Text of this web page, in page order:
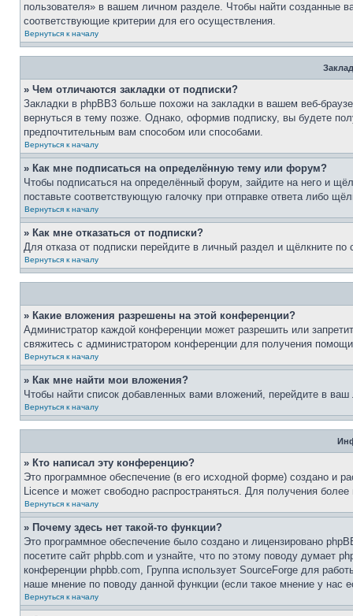
пользователя» в вашем личном разделе. Чтобы найти созданные
соответствующие критерии для его осуществления.
Вернуться к началу
» Чем отличаются закладки от подписки?
Закладки в phpBB3 больше похожи на закладки в вашем веб-
вернуться в тему позже. Однако, оформив подписку, вы будете
предпочтительным вам способом или способами.
Вернуться к началу
» Как мне подписаться на определённую тему или форум?
Чтобы подписаться на определённый форум, зайдите на него и
поставьте соответствующую галочку при отправке ответа либо
Вернуться к началу
» Как мне отказаться от подписки?
Для отказа от подписки перейдите в личный раздел и щёлкните по
Вернуться к началу
» Какие вложения разрешены на этой конференции?
Администратор каждой конференции может разрешить или
свяжитесь с администратором конференции для получения
Вернуться к началу
» Как мне найти мои вложения?
Чтобы найти список добавленных вами вложений, перейдите в
Вернуться к началу
» Кто написал эту конференцию?
Это программное обеспечение (в его исходной форме) создано и
Licence и может свободно распространяться. Для получения
Вернуться к началу
» Почему здесь нет такой-то функции?
Это программное обеспечение было создано и лицензировано
посетите сайт phpbb.com и узнайте, что по этому поводу думает
конференции phpbb.com, Группа использует SourceForge для
наше мнение по поводу данной функции (если такое мнение у нас
Вернуться к началу